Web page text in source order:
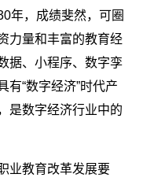
年，成绩斐然，可圈
力量和丰富的教育经
据、小程序、数字孪
有“数字经济”时代产
是数字经济行业中的
业教育改革发展要